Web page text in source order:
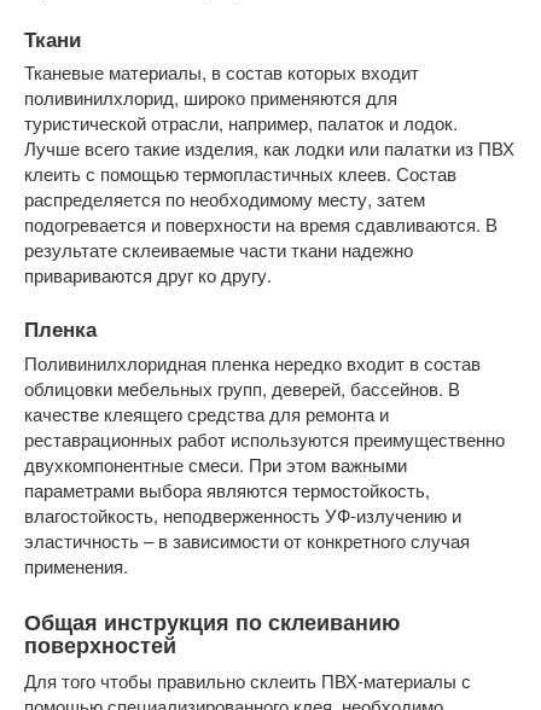
Ткани
Тканевые материалы, в состав которых входит
поливинилхлорид, широко применяются для
туристической отрасли, например, палаток и лодок.
Лучше всего такие изделия, как лодки или палатки из ПВХ
клеить с помощью термопластичных клеев. Состав
распределяется по необходимому месту, затем
подогревается и поверхности на время сдавливаются. В
результате склеиваемые части ткани надежно
привариваются друг ко другу.
Пленка
Поливинилхлоридная пленка нередко входит в состав
облицовки мебельных групп, деверей, бассейнов. В
качестве клеящего средства для ремонта и
реставрационных работ используются преимущественно
двухкомпонентные смеси. При этом важными
параметрами выбора являются термостойкость,
влагостойкость, неподверженность УФ-излучению и
эластичность – в зависимости от конкретного случая
применения.
Общая инструкция по склеиванию
поверхностей
Для того чтобы правильно склеить ПВХ-материалы с